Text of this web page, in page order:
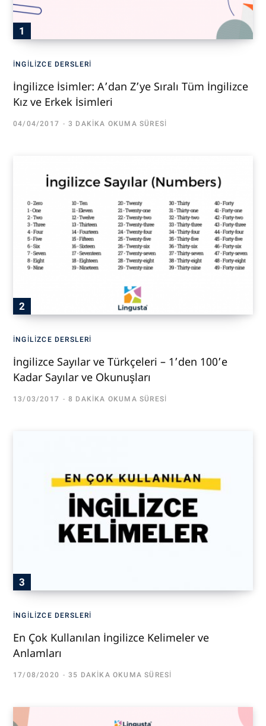
İNGILIZCE DERSLERI
İngilizce İsimler: A’dan Z’ye Sıralı Tüm İngilizce
Kız ve Erkek İsimleri
04/04/2017 3 DAKIKA OKUMA SÜRESI
İNGILIZCE DERSLERI
İngilizce Sayılar ve Türkçeleri – 1’den 100’e
Kadar Sayılar ve Okunuşları
13/03/2017 8 DAKIKA OKUMA SÜRESI
İNGILIZCE DERSLERI
En Çok Kullanılan İngilizce Kelimeler ve
Anlamları
17/08/2020 35 DAKIKA OKUMA SÜRESI